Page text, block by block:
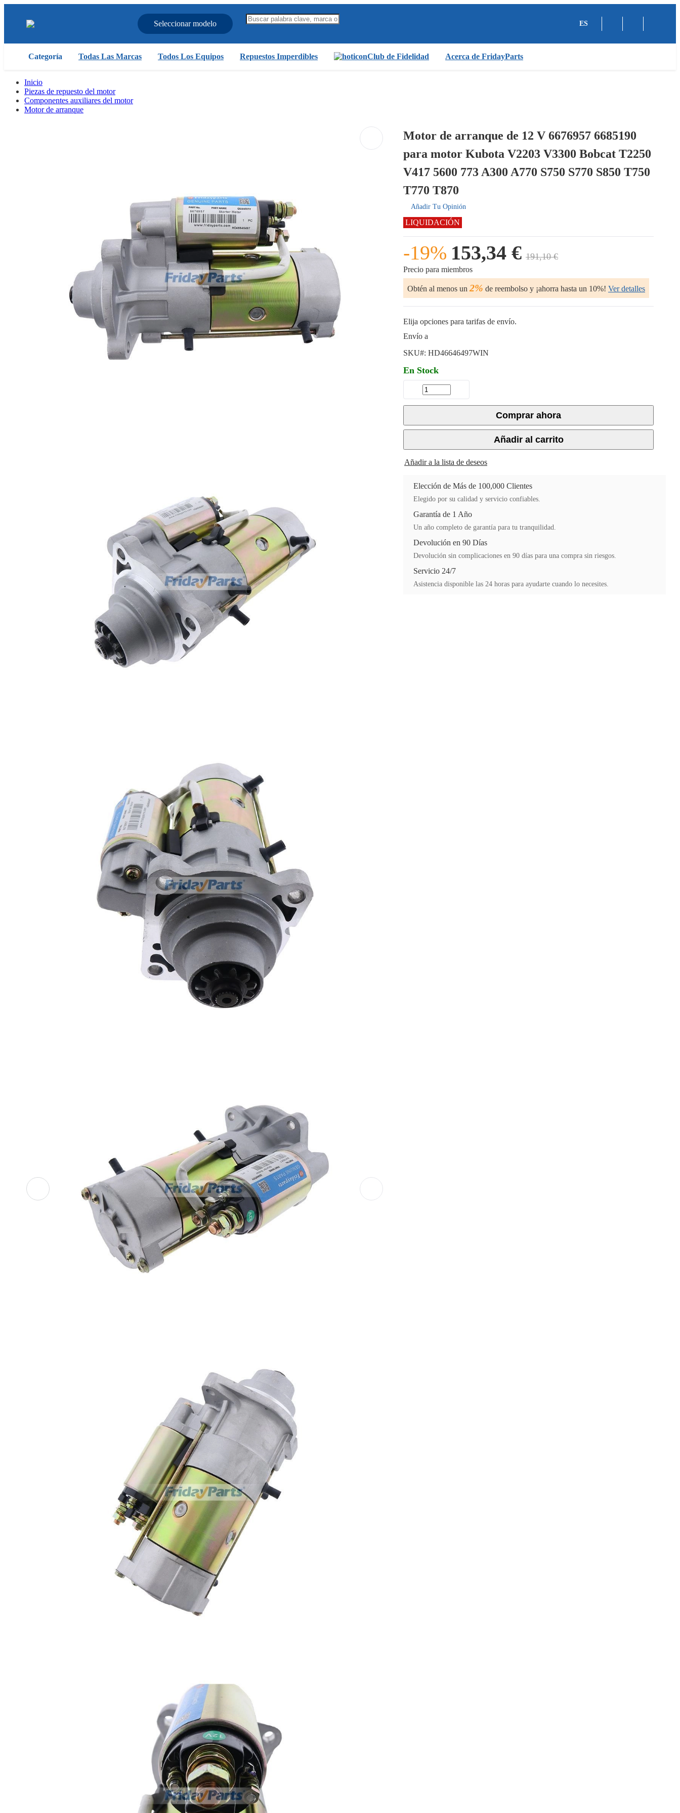
Seleccionar modelo ES
Categoría Todas Las Marcas Todos Los Equipos Repuestos Imperdibles Club de Fidelidad Acerca de FridayParts
Inicio
Piezas de repuesto del motor
Componentes auxiliares del motor
Motor de arranque
Motor de arranque de 12 V 6676957 6685190
para motor Kubota V2203 V3300 Bobcat T2250
V417 5600 773 A300 A770 S750 S770 S850 T750
T770 T870
Añadir Tu Opinión
LIQUIDACIÓN
-19% 153,34 € 191,10 €
Precio para miembros
Obtén al menos un 2% de reembolso y ¡ahorra hasta un 10%! Ver detalles
Elija opciones para tarifas de envío.
Envío a
SKU#: HD46646497WIN
En Stock
Comprar ahora
Añadir al carrito
Añadir a la lista de deseos
Elección de Más de 100,000 Clientes
Elegido por su calidad y servicio confiables.
Garantía de 1 Año
Un año completo de garantía para tu tranquilidad.
Devolución en 90 Días
Devolución sin complicaciones en 90 días para una compra sin riesgos.
Servicio 24/7
Asistencia disponible las 24 horas para ayudarte cuando lo necesites.